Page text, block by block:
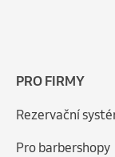
PRO FIRMY
Rezervační
Pro barbershopy